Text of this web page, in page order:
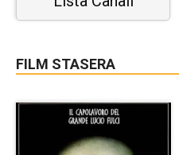
FILM STASERA